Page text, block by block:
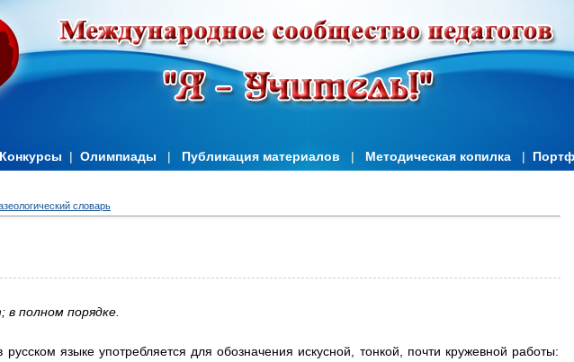
Конкурсы | Олимпиады | Публикация материалов | Методическая копилка |
словарь
в полном порядке.
языке употребляется для обозначения искусной, тонкой, почти кружевной работы: